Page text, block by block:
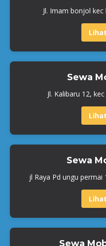
Jl. Imam bonjol
Sewa
Jl. Kalibaru 12,
Sewa
jl Raya Pd ungu permai
Sewa